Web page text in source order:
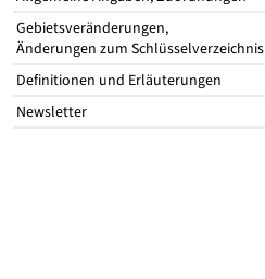
Gebietsveränderungen,
Änderungen zum Schlüsselverzeichnis
Definitionen und Erläuterungen
Newsletter